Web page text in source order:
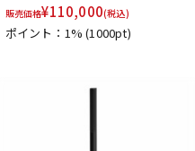
販売価格¥110,000(税込)
ポイント：1%(1000pt)